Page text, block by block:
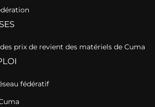
prix de revient des matériels de Cuma
fédératif